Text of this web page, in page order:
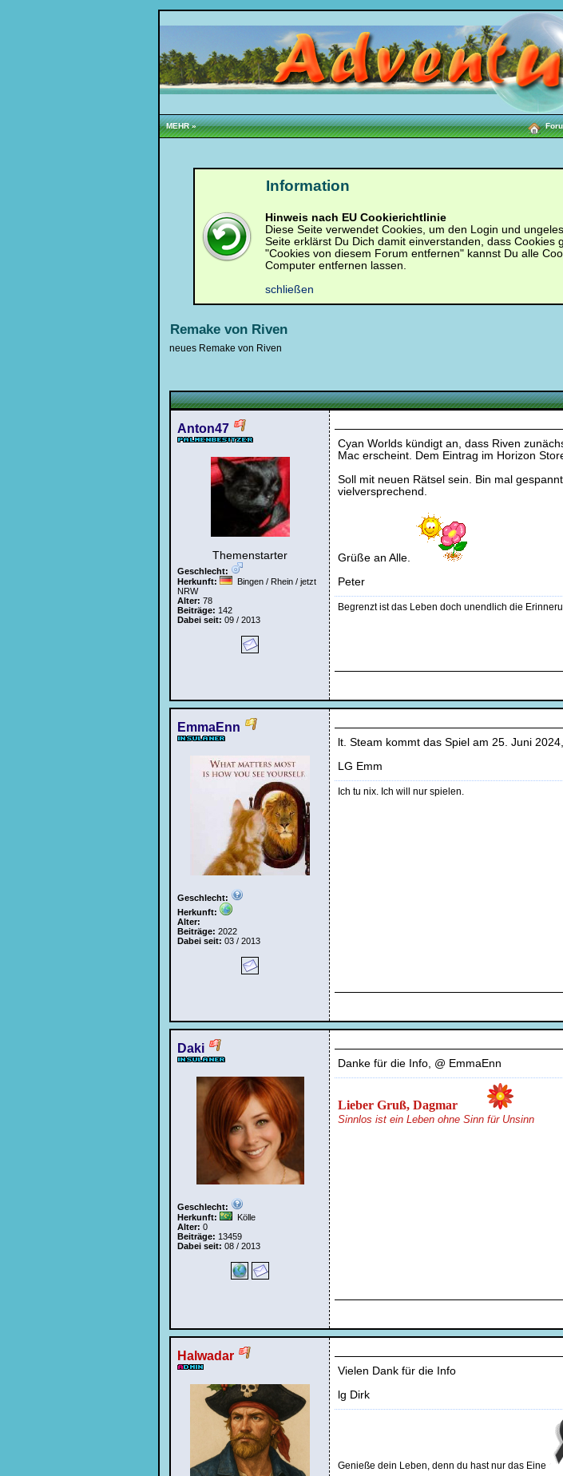
MEHR »
Loginbox
Trage
bitte
die
nachfolgenden
Felder
Benutzernamen
Kennwort
einzuloggen.
Passwort:
Bei jedem Besuch
automatisch einloggen.
Ich habe mein Passwort
Registrieren
Information
Hinweis nach EU Cookierichtlinie
Diese Seite verwendet Cookies, um den Login und
Seite erklärst Du Dich damit einverstanden, dass
"Cookies von diesem Forum entfernen" kannst Du alle
Computer entfernen lassen.
schließen
Remake von Riven
neues Remake von Riven
Anton47
Themenstarter
Geschlecht:
Herkunft:
Bingen / Rhein / jetzt
NRW
Alter: 78
Beiträge: 142
Dabei seit: 09 / 2013
Cyan Worlds kündigt an, dass Riven
Mac erscheint. Dem Eintrag im Horizon
Soll mit neuen Rätsel sein. Bin mal
vielversprechend.
Grüße an Alle.
Peter
Begrenzt ist das Leben doch unendlich die
EmmaEnn
Geschlecht:
Herkunft:
Alter:
Beiträge: 2022
Dabei seit: 03 / 2013
lt. Steam kommt das Spiel am 25. Juni
LG Emm
Ich tu nix. Ich will nur spielen.
Daki
Geschlecht:
Herkunft:
Kölle
Alter: 0
Beiträge: 13459
Dabei seit: 08 / 2013
Danke für die Info, @ EmmaEnn
Lieber Gruß, Dagmar
Sinnlos ist ein Leben ohne Sinn für Unsinn
Halwadar
Vielen Dank für die Info
lg Dirk
Genieße dein Leben, denn du hast nur das Eine